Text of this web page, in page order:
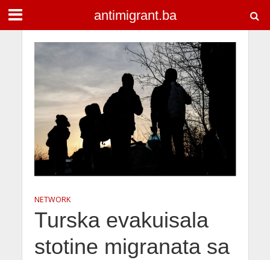
antimigrant.ba
NETWORK
Turska evakuisala
stotine migranata sa